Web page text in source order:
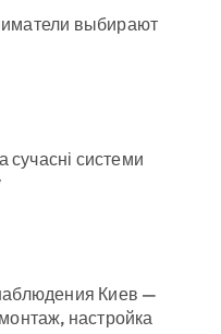
выбирают
сучасні системи
Киев —
настройка